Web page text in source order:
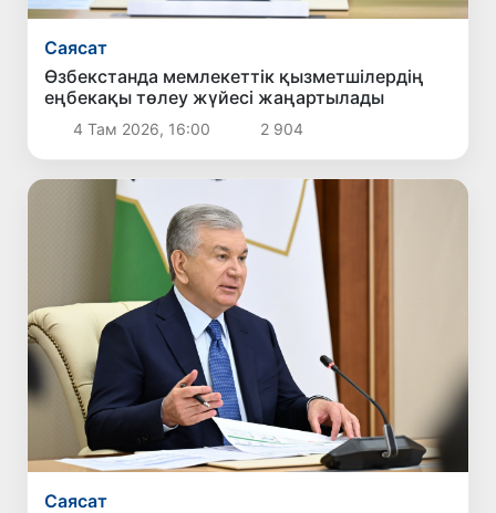
Саясат
Өзбекстанда мемлекеттік қызметшілердің
еңбекақы төлеу жүйесі жаңартылады
4 Там 2026, 16:00 2 904
Саясат